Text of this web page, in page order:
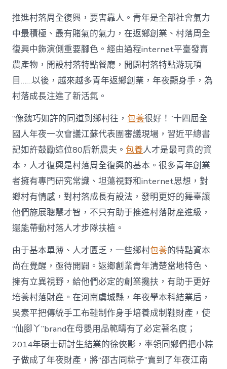
落
財
產
復
興
注
進
人
水
甜
心
寶
物
查
包
養
網
_
中
中
推進村落周全復興，要害靠人。青年是全部社會氣力
中最積極、最有賭氣的氣力，在返鄉創業、村落周全
復興中飾演側重要腳色。經由過程internet平臺發賣
農產物，開設村落特點餐廳，開闢村落特點游玩項
目……以後，越來越多青年返鄉創業，年夜顯身手，為
村落成長注進了新活氣。
“像魏巧如許的同道到鄉村往，包養很好！”十四屆全
國人年夜一次會議江蘇代表團審議現場，習近平總書
記如許鼓勵這位80后新農夫。包養人才是最可貴的資
本，人才復興是村落周全復興的基本。很多青年創業
者擁有專門研究常識、坦蕩視野和internet思想，對
鄉村有情感，對村落成長有設法，發明更好的舞臺讓
他們施展聰慧才智，不只有助于推進村落財產進級，
還能帶動村落人才步隊扶植。
由于基本單薄、人才匱乏，一些鄉村包養的特點資本
尚在覺醒，亟待開闢。返鄉創業青年清楚當地特色、
擁有立異視野，給他們必定的創業攙扶，有助于更好
培養村落財產。在河南虞城縣，年夜學本科結業后，
吳素平把傳統手工布鞋制作身手培養成制鞋財產，使
“仙腳丫”brand在母嬰用品範疇有了必定著名度；
2014年碩士研討生結業的徐俠影，率領同鄉們把小粽
子做成了年夜財產，將“邵古同粽子”賣到了年夜江南